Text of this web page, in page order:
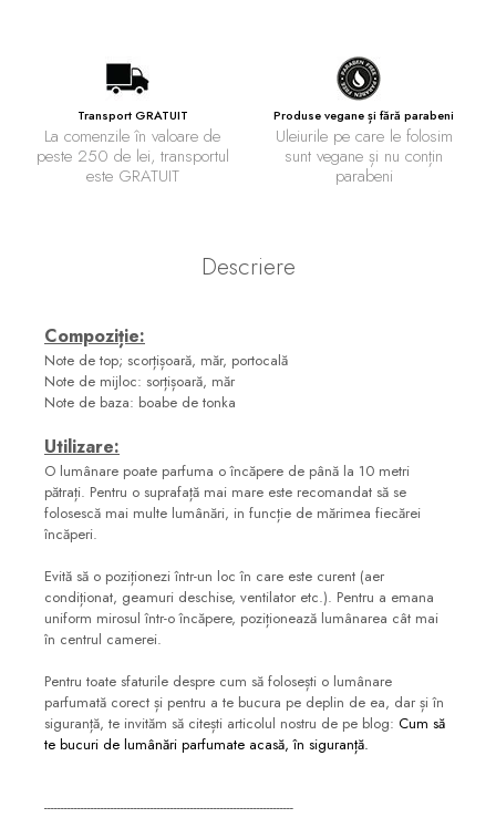
Transport GRATUIT
La comenzile în valoare de
peste 250 de lei, transportul
este GRATUIT
Produse vegane și fără parabeni
Uleiurile pe care le folosim
sunt vegane și nu conțin
parabeni
Descriere
Compoziție:
Note de top; scorțișoară, măr, portocală
Note de mijloc: sorțișoară, măr
Note de baza: boabe de tonka
Utilizare:
O lumânare poate parfuma o încăpere de până la 10 metri
pătrați. Pentru o suprafață mai mare este recomandat să se
folosescă mai multe lumânări, in funcție de mărimea fiecărei
încăperi.
Evită să o poziționezi într-un loc în care este curent (aer
condiționat, geamuri deschise, ventilator etc.). Pentru a emana
uniform mirosul într-o încăpere, poziționează lumânarea cât mai
în centrul camerei.
Pentru toate sfaturile despre cum să folosești o lumânare
parfumată corect și pentru a te bucura pe deplin de ea, dar și în
siguranță, te invităm să citești articolul nostru de pe blog: Cum să
te bucuri de lumânări parfumate acasă, în siguranță.
---------------------------------------------------------------------------